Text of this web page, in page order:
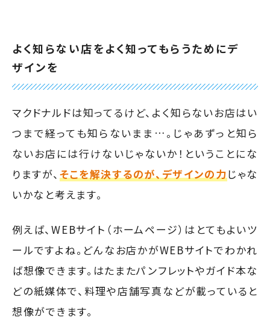
よく知らない店をよく知ってもらうためにデ
ザインを
マクドナルドは知ってるけど、よく知らないお店はい
つまで経っても知らないまま…。じゃあずっと知ら
ないお店には行けないじゃないか！ということにな
りますが、 そこを解決するのが、デザインの力じゃな
いかなと考えます。
例えば、WEBサイト（ホームページ）はとてもよいツ
ールですよね。どんなお店かがWEBサイトでわかれ
ば想像できます。はたまたパンフレットやガイド本な
どの紙媒体で、料理や店舗写真などが載っていると
想像ができます。